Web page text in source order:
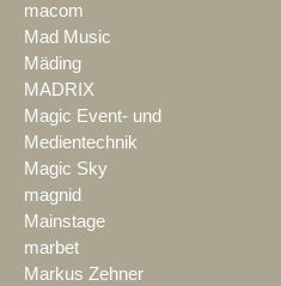
macom
Mad Music
Mäding
MADRIX
Magic Event- und
Medientechnik
Magic Sky
magnid
Mainstage
marbet
Markus Zehner